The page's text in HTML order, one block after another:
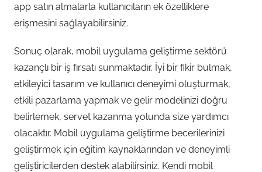
app satın almalarla kullanıcıların ek özelliklere
erişmesini sağlayabilirsiniz.
Sonuç olarak, mobil uygulama geliştirme sektörü
kazançlı bir iş fırsatı sunmaktadır. İyi bir fikir bulmak,
etkileyici tasarım ve kullanıcı deneyimi oluşturmak,
etkili pazarlama yapmak ve gelir modelinizi doğru
belirlemek, servet kazanma yolunda size yardımcı
olacaktır. Mobil uygulama geliştirme becerilerinizi
geliştirmek için eğitim kaynaklarından ve deneyimli
geliştiricilerden destek alabilirsiniz. Kendi mobil